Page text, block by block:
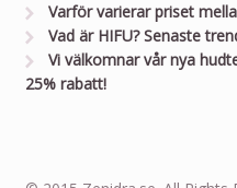
Varför varierar priset
Vad är HIFU? Senaste
Vi välkomnar vår nya
25% rabatt!